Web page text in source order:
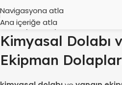
Navigasyona atla
Ana içeriğe atla
Ana Sayfa Kimyasal Dolabı ve
Kimyasal Dolabı
Ekipman